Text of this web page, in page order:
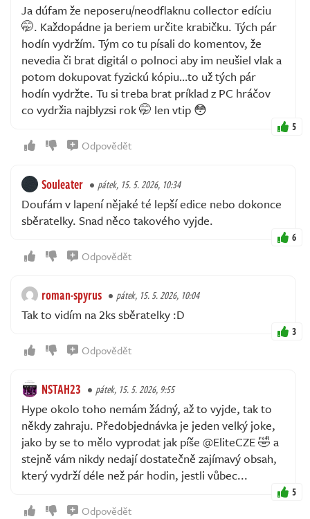
Ja dúfam že neposeru/neodflaknu collector edíciu
🤭. Každopádne ja beriem určite krabičku. Tých pár
hodín vydržím. Tým co tu písali do komentov, že
nevedia či brat digitál o polnoci aby im neušiel vlak a
potom dokupovat fyzickú kópiu…to už tých pár
hodín vydržte. Tu si treba brat príklad z PC hráčov
co vydržia najblyzsi rok 🤭 len vtip 😳
5
Odpovědět
Souleater pátek, 15. 5. 2026, 10:34
Doufám v lapení nějaké té lepší edice nebo dokonce
sběratelky. Snad něco takového vyjde.
6
Odpovědět
roman-spyrus pátek, 15. 5. 2026, 10:04
Tak to vidím na 2ks sběratelky :D
3
Odpovědět
NSTAH23 pátek, 15. 5. 2026, 9:55
Hype okolo toho nemám žádný, až to vyjde, tak to
někdy zahraju. Předobjednávka je jeden velký joke,
jako by se to mělo vyprodat jak píše @EliteCZE 🤣 a
stejně vám nikdy nedají dostatečně zajímavý obsah,
který vydrží déle než pár hodin, jestli vůbec...
5
Odpovědět